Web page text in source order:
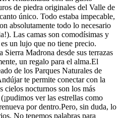
de piedra originales del Valle de
único. Todo estaba impecable,
absolutamente todo lo necesario
Las camas son comodísimas y
un lujo que no tiene precio.
Sierra Madrona desde sus terrazas
un regalo para el alma. ​El
de los Parques Naturales de
te permite conectar con la
cielos nocturnos son los más
ver las estrellas como
por dentro. ​Pero, sin duda, lo
No tenemos palabras para